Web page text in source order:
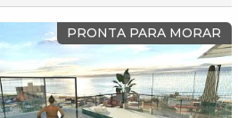
PRONTA PARA MORAR